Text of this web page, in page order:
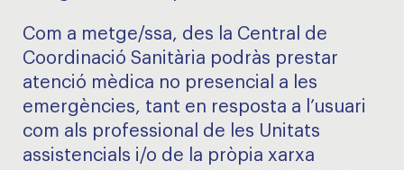
Com a metge/ssa, des la Central de
Coordinació Sanitària podràs prestar
atenció mèdica no presencial a les
emergències, tant en resposta a l’usuari
com als professional de les Unitats
assistencials i/o de la pròpia xarxa